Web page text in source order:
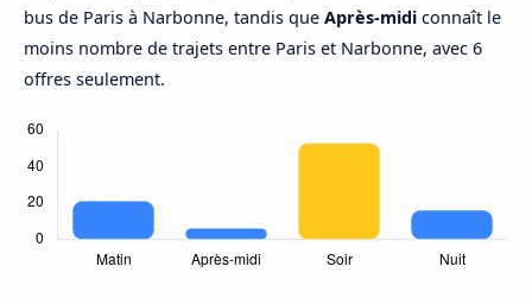
bus de Paris à Narbonne, tandis que Après-midi connaît le
moins nombre de trajets entre Paris et Narbonne, avec 6
offres seulement.